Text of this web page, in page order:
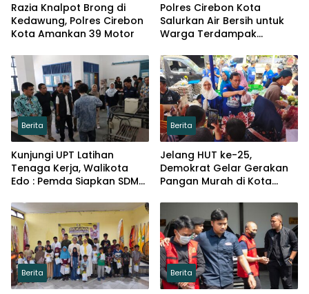
Razia Knalpot Brong di
Kedawung, Polres Cirebon
Kota Amankan 39 Motor
Polres Cirebon Kota
Salurkan Air Bersih untuk
Warga Terdampak
Berita
Kunjungi UPT Latihan
Tenaga Kerja, Walikota
Edo : Pemda Siapkan SDM
Bersaing
Berita
Jelang HUT ke-25,
Demokrat Gelar Gerakan
Pangan Murah di Kota
Berita Berita